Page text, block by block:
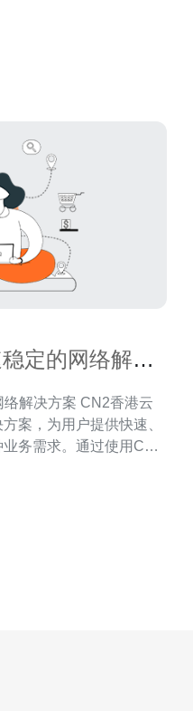
定的网络解决
案 CN2香港云
案，为用户提供快速、
务需求。通过使用CN2